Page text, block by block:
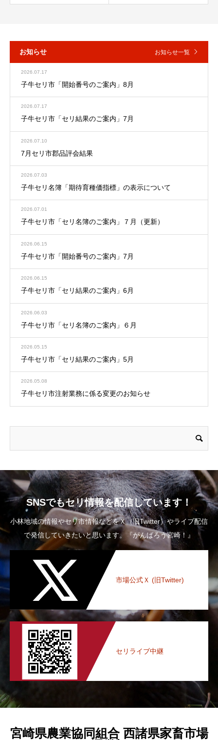
お知らせ お知らせ一覧
2026.07.17
子牛セリ市「開始番号のご案内」8月
2026.07.17
子牛セリ市「セリ結果のご案内」7月
2026.07.10
7月セリ市郡品評会結果
2026.07.03
子牛セリ名簿「期待育種価指標」の表示について
2026.07.01
子牛セリ市「セリ名簿のご案内」７月（更新）
2026.06.15
子牛セリ市「開始番号のご案内」7月
2026.06.15
子牛セリ市「セリ結果のご案内」6月
2026.06.03
子牛セリ市「セリ名簿のご案内」６月
2026.05.15
子牛セリ市「セリ結果のご案内」5月
2026.05.08
子牛セリ市注射業務に係る変更のお知らせ
SNSでもセリ情報を配信しています！
小林地域の情報やセリ市情報などをＸ（旧Twitter）やライブ配信
で発信していきたいと思います。『がんばろう宮崎！』
市場公式Ｘ (旧Twitter)
セリライブ中継
宮崎県農業協同組合 西諸県家畜市場